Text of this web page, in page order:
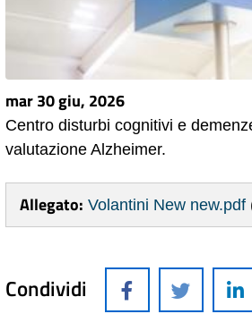
mar 30 giu, 2026
Centro disturbi cognitivi e
valutazione Alzheimer.
Allegato: Volantini New new.pdf
Condividi